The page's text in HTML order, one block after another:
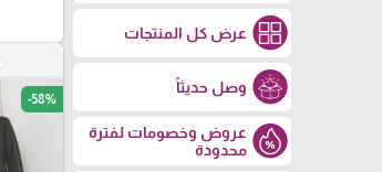
عرض كل المنتجات
وصل حديثاً
عروض وخصومات لفترة
محدودة
-58%